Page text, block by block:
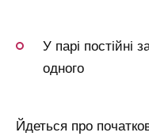
У парі постійні
одного
Йдеться про